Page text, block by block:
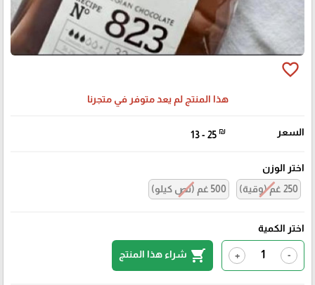
favorite_border
هذا المنتج لم يعد متوفر في متجرنا
السعر 13 - 25 ₪
اختر الوزن
250 غم (وقية)
500 غم (نص كيلو)
اختر الكمية
-
+
shopping_cart شراء هذا المنتج